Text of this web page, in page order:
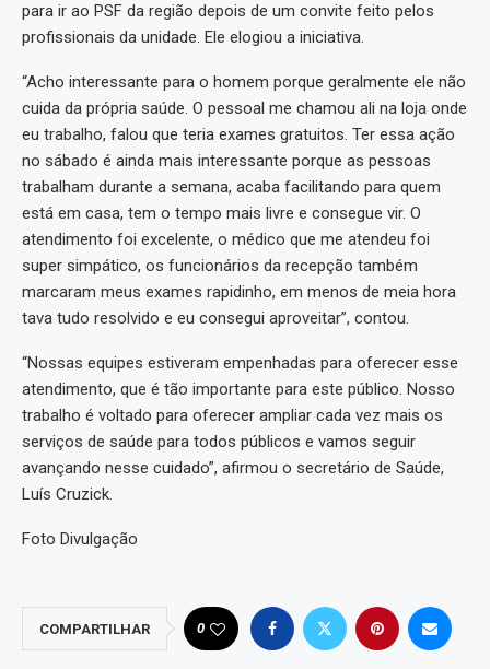
para ir ao PSF da região depois de um convite feito pelos
profissionais da unidade. Ele elogiou a iniciativa.
“Acho interessante para o homem porque geralmente ele não
cuida da própria saúde. O pessoal me chamou ali na loja onde
eu trabalho, falou que teria exames gratuitos. Ter essa ação
no sábado é ainda mais interessante porque as pessoas
trabalham durante a semana, acaba facilitando para quem
está em casa, tem o tempo mais livre e consegue vir. O
atendimento foi excelente, o médico que me atendeu foi
super simpático, os funcionários da recepção também
marcaram meus exames rapidinho, em menos de meia hora
tava tudo resolvido e eu consegui aproveitar”, contou.
“Nossas equipes estiveram empenhadas para oferecer esse
atendimento, que é tão importante para este público. Nosso
trabalho é voltado para oferecer ampliar cada vez mais os
serviços de saúde para todos públicos e vamos seguir
avançando nesse cuidado”, afirmou o secretário de Saúde,
Luís Cruzick.
Foto Divulgação
COMPARTILHAR 0